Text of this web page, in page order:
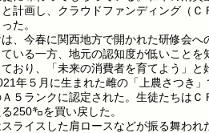
計画し、クラウドファンディング（
た。
、今春に関西地方で開かれた研修会へ
いる一方、地元の認知度が低いこと
おり、「未来の消費者を育てよう」と
年５月に生まれた雌の「上農さつき
５ランクに認定された。生徒たちは
250㌔を買い戻した。
ライスした肩ロースなどが振る舞われ